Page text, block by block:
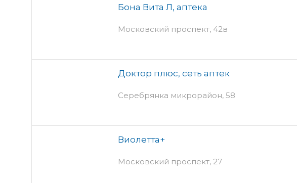
Бона Вита Л, аптека
Московский проспект, 42в
Доктор плюс, сеть аптек
Серебрянка микрорайон, 58
Виолетта+
Московский проспект, 27